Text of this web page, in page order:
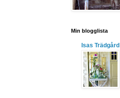
Min blogglista
Isas Trädgård